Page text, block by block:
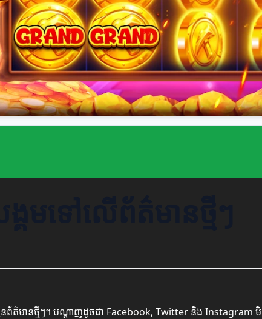
ត៌មានថ្មីៗ។ បណ្តាញដូចជា Facebook, Twitter និង Instagram មិន